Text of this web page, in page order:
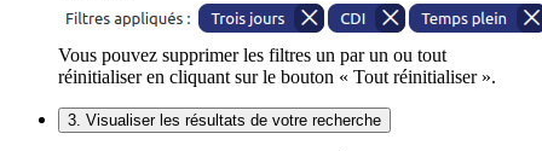
Vous pouvez supprimer les filtres un par un ou tout
réinitialiser en cliquant sur le bouton « Tout réinitialiser ».
3. Visualiser les résultats de votre recherche